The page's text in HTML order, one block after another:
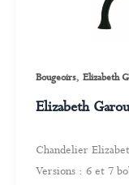
Bougeoirs, Elizabeth
Elizabeth
Chandelier
Versions : 6 et 7